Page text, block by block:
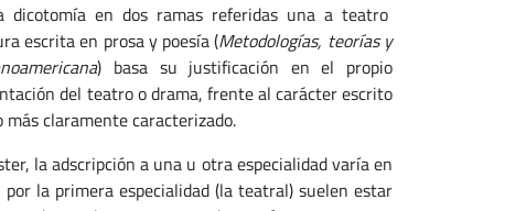
en dos ramas referidas una a teatro
escrita en prosa y poesía (Metodologías, teorías y
) basa su justificación en el propio
del teatro o drama, frente al carácter escrito
claramente caracterizado.
la adscripción a una u otra especialidad varía en
la primera especialidad (la teatral) suelen estar